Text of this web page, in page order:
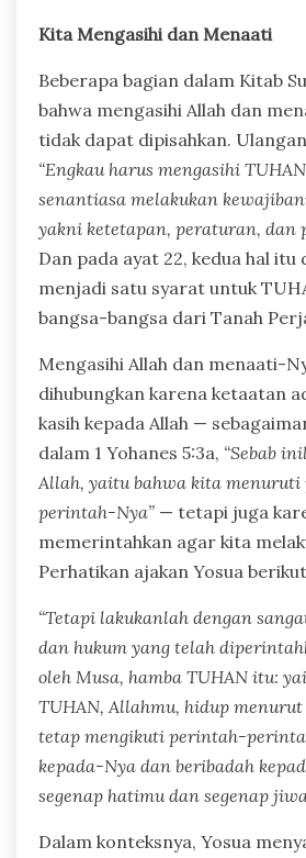
Kita Mengasihi dan Menaati
Beberapa bagian dalam Kitab
bahwa mengasihi Allah dan
tidak dapat dipisahkan.
“Engkau harus mengasihi
senantiasa melakukan
yakni ketetapan, peraturan, dan
Dan pada ayat 22, kedua hal itu
menjadi satu syarat untuk
bangsa-bangsa dari Tanah
Mengasihi Allah dan menaati-
dihubungkan karena ketaatan
kasih kepada Allah —
dalam 1 Yohanes 5:3a, “Sebab
Allah, yaitu bahwa kita
perintah-Nya” — tetapi juga
memerintahkan agar kita
Perhatikan ajakan Yosua
“Tetapi lakukanlah dengan
dan hukum yang telah
oleh Musa, hamba TUHAN itu:
TUHAN, Allahmu, hidup
tetap mengikuti perintah-
kepada-Nya dan beribadah
segenap hatimu dan segenap
Dalam konteksnya, Yosua